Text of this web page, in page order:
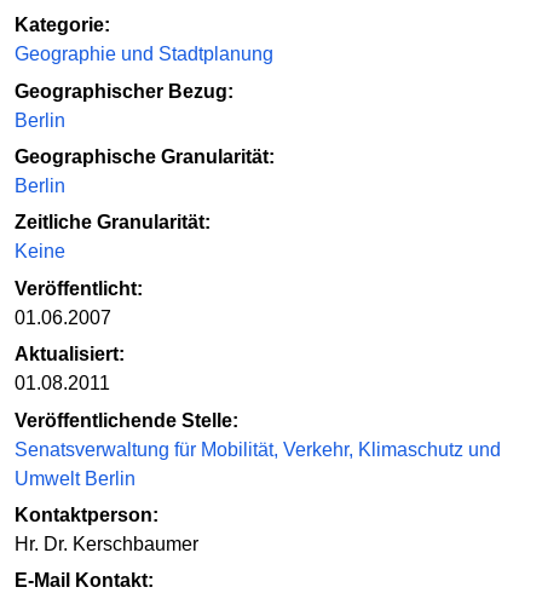
Kategorie:
Geographie und Stadtplanung
Geographischer Bezug:
Berlin
Geographische Granularität:
Berlin
Zeitliche Granularität:
Keine
Veröffentlicht:
01.06.2007
Aktualisiert:
01.08.2011
Veröffentlichende Stelle:
Senatsverwaltung für Mobilität, Verkehr, Klimaschutz und
Umwelt Berlin
Kontaktperson:
Hr. Dr. Kerschbaumer
E-Mail Kontakt: